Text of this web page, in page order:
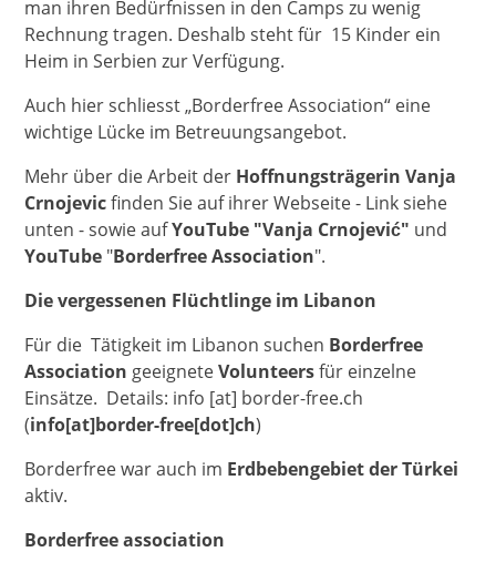
man ihren Bedürfnissen in den Camps zu wenig
Rechnung tragen. Deshalb steht für 15 Kinder ein
Heim in Serbien zur Verfügung.
Auch hier schliesst „Borderfree Association“ eine
wichtige Lücke im Betreuungsangebot.
Mehr über die Arbeit der Hoffnungsträgerin Vanja
Crnojevicfinden Sie auf ihrer Webseite - Link siehe
unten - sowie aufYouTube "Vanja Crnojević" und
YouTube "Borderfree Association".
Die vergessenen Flüchtlinge im Libanon
Für die Tätigkeit im Libanon suchen Borderfree
Association geeigneteVolunteersfür einzelne
Einsätze. Details: info [at] border-free.ch
(info[at]border-free[dot]ch)
Borderfree war auch im Erdbebengebiet der Türkei
aktiv.
Borderfree association